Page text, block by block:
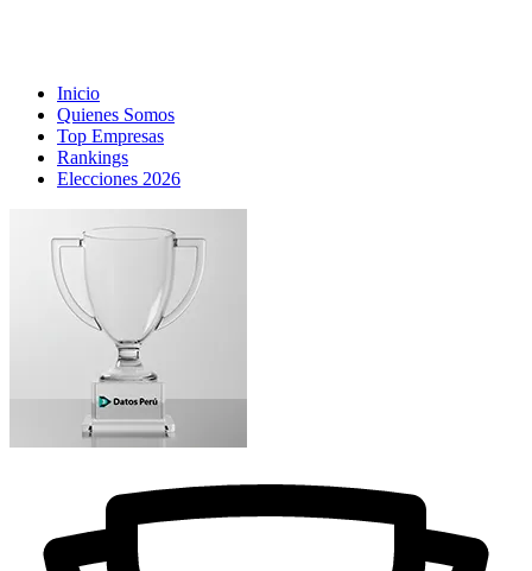
Inicio
Quienes Somos
Top Empresas
Rankings
Elecciones 2026